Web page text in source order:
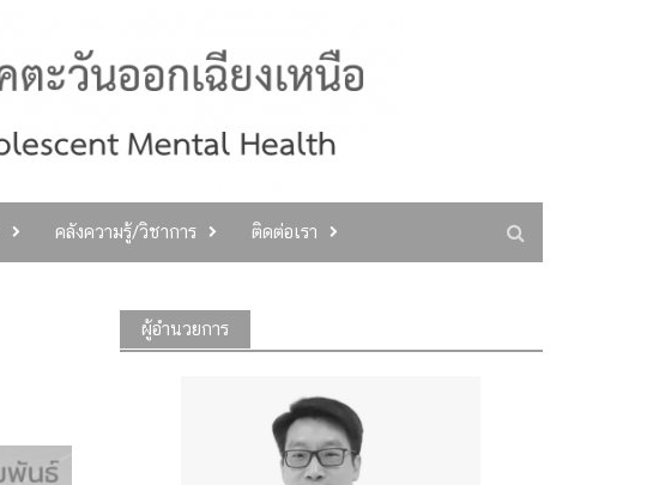
คลังความรู้/วิชาการ ติดต่อเรา
ผู้อำนวยการ